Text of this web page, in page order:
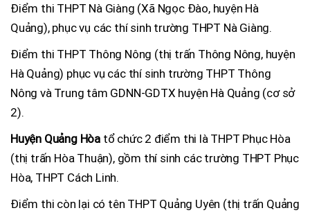
Điểm thi THPT Nà Giàng (Xã Ngọc Đào, huyện Hà
Quảng), phục vụ các thí sinh trường THPT Nà Giàng.
Điểm thi THPT Thông Nông (thị trấn Thông Nông, huyện
Hà Quảng) phục vụ các thí sinh trường THPT Thông
Nông và Trung tâm GDNN-GDTX huyện Hà Quảng (cơ sở
2).
Huyện Quảng Hòa tổ chức 2 điểm thi là THPT Phục Hòa
(thị trấn Hòa Thuận), gồm thí sinh các trường THPT Phục
Hòa, THPT Cách Linh.
Điểm thi còn lại có tên THPT Quảng Uyên (thị trấn Quảng